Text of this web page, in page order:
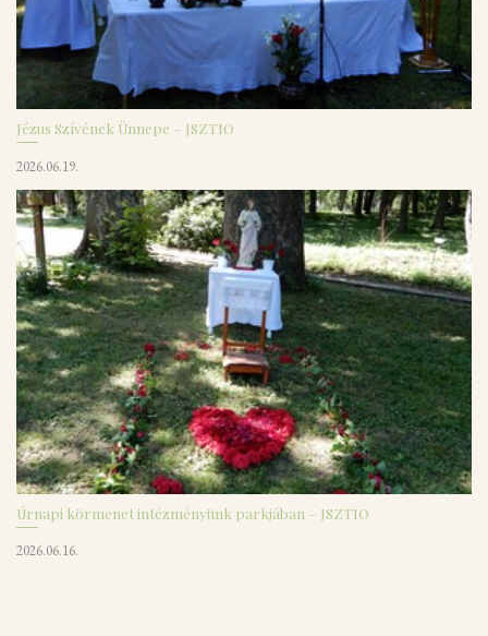
Jézus Szívének Ünnepe – JSZTIO
2026.06.19.
Úrnapi körmenet intézményünk parkjában – JSZTIO
2026.06.16.